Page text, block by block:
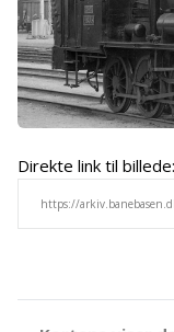
Direkte link til billede: